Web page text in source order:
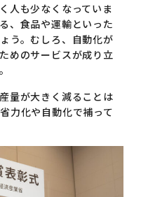
人も少なくなっていま
、食品や運輸といった
う。むしろ、自動化が
めのサービスが成り立
量が大きく減ることは
力化や自動化で補って